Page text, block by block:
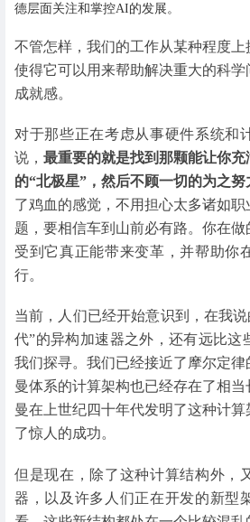
德层面关注和掌控AI的发展。
不管怎样，我们的工作从某种程度
使得它可以用来帮助解决重大的科
成就感。
对于那些正在考虑从事硬件系统和
说， 最重要的就是找到那颗能让你
的“北极星”，然后不顾一切的为之努
了鸡血的感觉，不用担心太多诸如
题，要相信车到山前必有路。你在
受到它真正能带来变革，并帮助你
行。
当前，人们已经开始意识到，在我
代”的异构加速器之外，还有远比这
我们探寻。我们已经接近了摩尔定
曼体系的计算架构也已经存在了相
曼在上世纪四十年代发明了这种计
了惊人的成功。
但是现在，除了这种计算结构外，
器，以及许多人们正在开发的新型